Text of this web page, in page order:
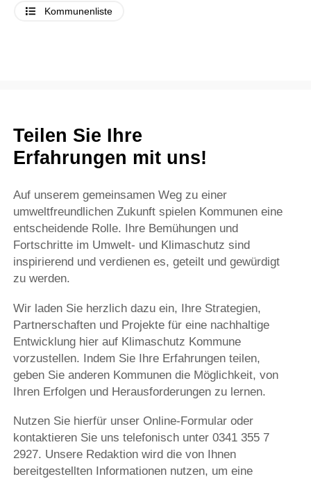
Kommunenliste
Teilen Sie Ihre
Erfahrungen mit uns!
Auf unserem gemeinsamen Weg zu einer
umweltfreundlichen Zukunft spielen Kommunen eine
entscheidende Rolle. Ihre Bemühungen und
Fortschritte im Umwelt- und Klimaschutz sind
inspirierend und verdienen es, geteilt und gewürdigt
zu werden.
Wir laden Sie herzlich dazu ein, Ihre Strategien,
Partnerschaften und Projekte für eine nachhaltige
Entwicklung hier auf Klimaschutz Kommune
vorzustellen. Indem Sie Ihre Erfahrungen teilen,
geben Sie anderen Kommunen die Möglichkeit, von
Ihren Erfolgen und Herausforderungen zu lernen.
Nutzen Sie hierfür unser Online-Formular oder
kontaktieren Sie uns telefonisch unter 0341 355 7
2927. Unsere Redaktion wird die von Ihnen
bereitgestellten Informationen nutzen, um eine